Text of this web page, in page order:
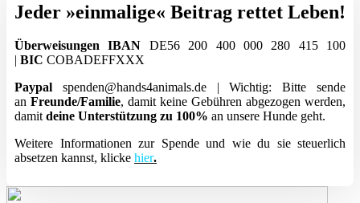
Jeder »einmalige« Beitrag rettet Leben!
ÜberweisungenIBAN DE56 200 400 000 280 415 100
| BIC COBADEFFXXX
Paypal spenden@hands4animals.de | Wichtig: Bitte sende
an Freunde/Familie, damit keine Gebühren abgezogen werden,
damitdeine Unterstützung zu 100% an unsere Hunde geht.
Weitere Informationen zur Spende und wie du sie steuerlich
absetzen kannst, klicke hier.